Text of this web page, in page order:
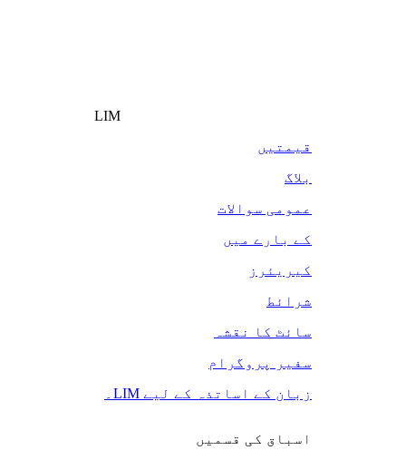
LIM
قیمتیں
بلاگ
عمومی سوالات
کے بارے میں
کیریئرز
شرائط
سائٹ کا نقشہ
سفیر پروگرام
زبان کے اساتذہ کے لیے LIM۔
اسباق کی قسمیں